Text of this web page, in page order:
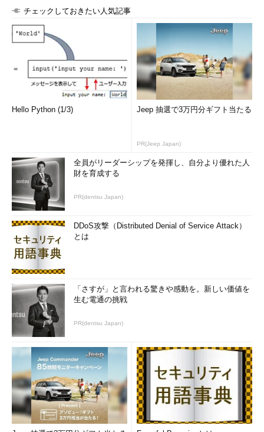
チェックしておきたい人気記事
Hello Python (1/3) Jeep 抽選で3万円分ギフト当たる
PR(Jeep Japan)
全員がリーダーシップを発揮し、自分より優れた人
財を育成する
PR(dentsu Japan)
DDoS攻撃（Distributed Denial of Service Attack）
とは
「さすが」と言われる驚きや感動を。新しい価値を
生む電通の挑戦
PR(dentsu Japan)